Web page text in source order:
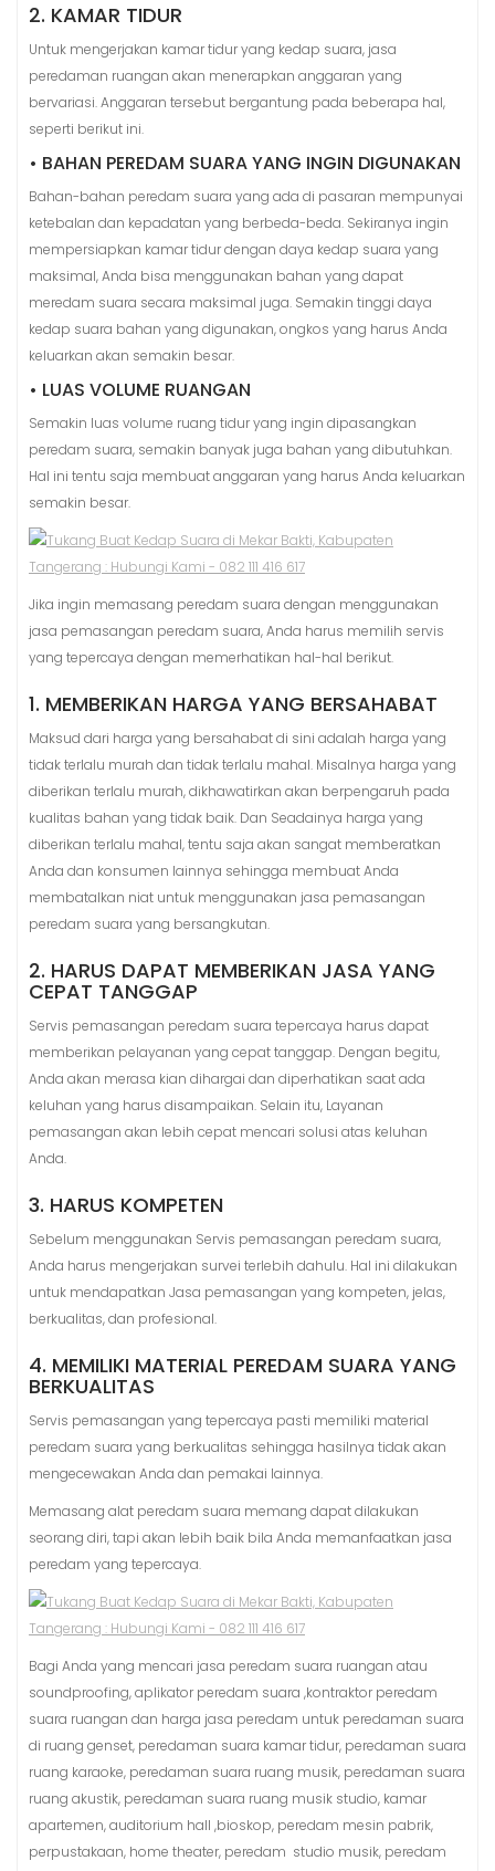
2. KAMAR TIDUR
Untuk mengerjakan kamar tidur yang kedap suara, jasa
peredaman ruangan akan menerapkan anggaran yang
bervariasi. Anggaran tersebut bergantung pada beberapa hal,
seperti berikut ini.
• BAHAN PEREDAM SUARA YANG INGIN DIGUNAKAN
Bahan-bahan peredam suara yang ada di pasaran mempunyai
ketebalan dan kepadatan yang berbeda-beda. Sekiranya ingin
mempersiapkan kamar tidur dengan daya kedap suara yang
maksimal, Anda bisa menggunakan bahan yang dapat
meredam suara secara maksimal juga. Semakin tinggi daya
kedap suara bahan yang digunakan, ongkos yang harus Anda
keluarkan akan semakin besar.
• LUAS VOLUME RUANGAN
Semakin luas volume ruang tidur yang ingin dipasangkan
peredam suara, semakin banyak juga bahan yang dibutuhkan.
Hal ini tentu saja membuat anggaran yang harus Anda keluarkan
semakin besar.
Jika ingin memasang peredam suara dengan menggunakan
jasa pemasangan peredam suara, Anda harus memilih servis
yang tepercaya dengan memerhatikan hal-hal berikut.
1. MEMBERIKAN HARGA YANG BERSAHABAT
Maksud dari harga yang bersahabat di sini adalah harga yang
tidak terlalu murah dan tidak terlalu mahal. Misalnya harga yang
diberikan terlalu murah, dikhawatirkan akan berpengaruh pada
kualitas bahan yang tidak baik. Dan Seadainya harga yang
diberikan terlalu mahal, tentu saja akan sangat memberatkan
Anda dan konsumen lainnya sehingga membuat Anda
membatalkan niat untuk menggunakan jasa pemasangan
peredam suara yang bersangkutan.
2. HARUS DAPAT MEMBERIKAN JASA YANG
CEPAT TANGGAP
Servis pemasangan peredam suara tepercaya harus dapat
memberikan pelayanan yang cepat tanggap. Dengan begitu,
Anda akan merasa kian dihargai dan diperhatikan saat ada
keluhan yang harus disampaikan. Selain itu, Layanan
pemasangan akan lebih cepat mencari solusi atas keluhan
Anda.
3. HARUS KOMPETEN
Sebelum menggunakan Servis pemasangan peredam suara,
Anda harus mengerjakan survei terlebih dahulu. Hal ini dilakukan
untuk mendapatkan Jasa pemasangan yang kompeten, jelas,
berkualitas, dan profesional.
4. MEMILIKI MATERIAL PEREDAM SUARA YANG
BERKUALITAS
Servis pemasangan yang tepercaya pasti memiliki material
peredam suara yang berkualitas sehingga hasilnya tidak akan
mengecewakan Anda dan pemakai lainnya.
Memasang alat peredam suara memang dapat dilakukan
seorang diri, tapi akan lebih baik bila Anda memanfaatkan jasa
peredam yang tepercaya.
Bagi Anda yang mencari jasa peredam suara ruangan atau
soundproofing, aplikator peredam suara ,kontraktor peredam
suara ruangan dan harga jasa peredam untuk peredaman suara
di ruang genset, peredaman suara kamar tidur, peredaman suara
ruang karaoke, peredaman suara ruang musik, peredaman suara
ruang akustik, peredaman suara ruang musik studio, kamar
apartemen, auditorium hall ,bioskop, peredam mesin pabrik,
perpustakaan, home theater, peredam studio musik, peredam